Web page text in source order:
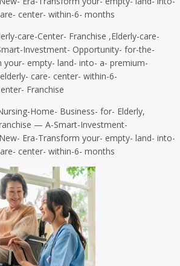
center- within-6- months
Home- Business- for- Elderly,
— A-Smart-Investment-
Era-Transform your- empty- land- into-
center- within-6- months